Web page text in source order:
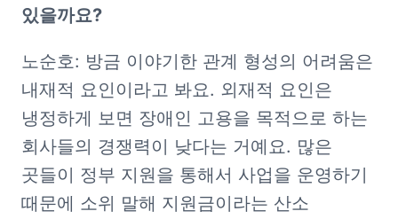
있을까요?
노순호: 방금 이야기한 관계 형성의 어려움은
내재적 요인이라고 봐요. 외재적 요인은
냉정하게 보면 장애인 고용을 목적으로 하는
회사들의 경쟁력이 낮다는 거예요. 많은
곳들이 정부 지원을 통해서 사업을 운영하기
때문에 소위 말해 지원금이라는 산소